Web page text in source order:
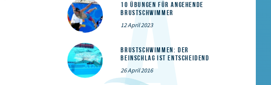
10 Übungen für angehende
Brustschwimmer
12 April 2023
Brustschwimmen: Der
Beinschlag ist entscheidend
26 April 2016